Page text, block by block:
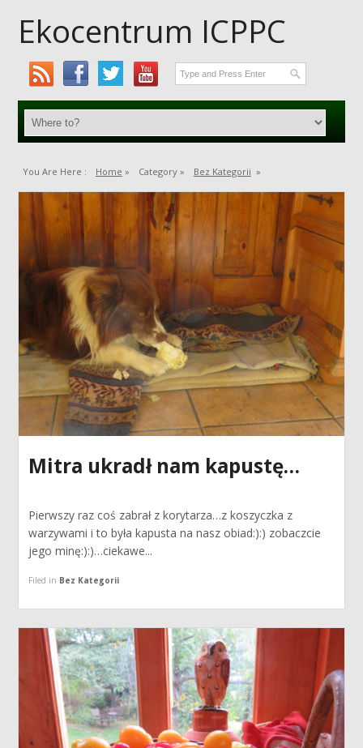
Ekocentrum ICPPC
You Are Here : Home » Category » Bez Kategorii »
Mitra ukradł nam kapustę…
Pierwszy raz coś zabrał z korytarza…z koszyczka z
warzywami i to była kapusta na nasz obiad:):) zobaczcie
jego minę:):)…ciekawe...
Filed in Bez Kategorii